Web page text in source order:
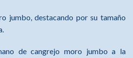
jumbo, destacando por su tamaño
de cangrejo moro jumbo a la